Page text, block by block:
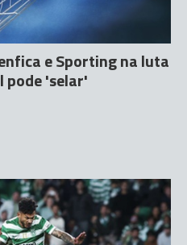
e Sporting na luta
pode 'selar'